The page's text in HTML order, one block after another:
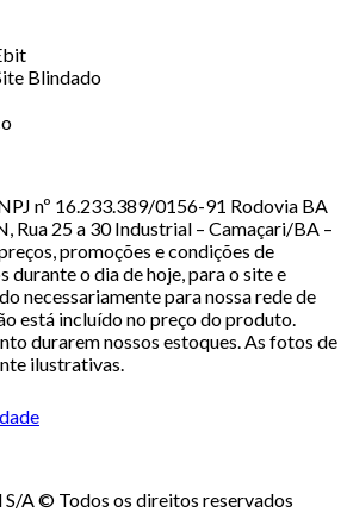
nº 16.233.389/0156-91 Rodovia BA
Rua 25 a 30 Industrial – Camaçari/BA –
promoções e condições de
durante o dia de hoje, para o site e
necessariamente para nossa rede de
está incluído no preço do produto.
durarem nossos estoques. As fotos de
ilustrativas.
A © Todos os direitos reservados